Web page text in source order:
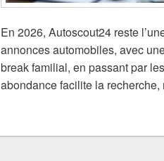
En 2026, Autoscout24 reste
annonces automobiles, avec
break familial, en passant par
abondance facilite la recherche,